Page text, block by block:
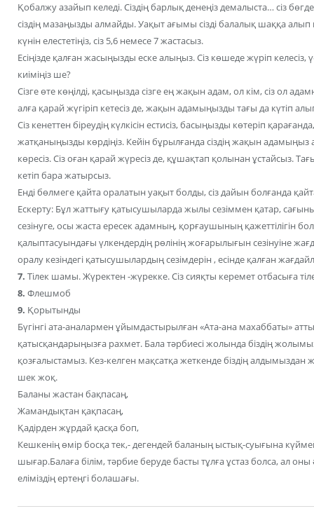
Қобалжу азайып келеді. Сіздің барлық денеңіз демалыста… сіз
сіздің мазаңызды алмайды. Уақыт ағымы сізді балалық шаққа алып
күнін елестетіңіз, сіз 5,6 немесе 7 жастасыз.
Есіңізде қалған жасыңызды еске алыңыз. Сіз көшеде жүріп келесіз,
киіміңіз ше?
Сізге өте көңілді, қасыңызда сізге ең жақын адам, ол кім, сіз ол
алға қарай жүгіріп кетесіз де, жақын адамыңызды тағы да күтіп
Сіз кенеттен біреудің күлкісін естисіз, басыңызды көтеріп
жатқаныңызды көрдіңіз. Кейін бұрылғанда сіздің жақын адамыңыз
көресіз. Сіз оған қарай жүресіз де, құшақтап қолынан ұстайсыз.
кетіп бара жатырсыз.
Енді бөлмеге қайта оралатын уақыт болды, сіз дайын болғанда
Ескерту: Бұл жаттығу қатысушыларда жылы сезіммен қатар,
сезінуге, осы жаста ересек адамның, қорғаушының қажеттілігін
қалыптасуындағы үлкендердің рөлінің жоғарылығын сезінуіне
оралу кезіндегі қатысушылардың сезімдерін , есінде қалған
7. Тілек шамы. Жүректен -жүрекке. Сіз сияқты керемет отбасыға
8. Флешмоб
9. Қорытынды
Бүгінгі ата-аналармен ұйымдастырылған «Ата-ана махаббаты»
қатысқандарыңызға рахмет. Бала тәрбиесі жолында біздің
қозғалыстамыз. Кез-келген мақсатқа жеткенде біздің
шек жоқ.
Баланы жастан бақпасаң,
Жамандықтан қақпасаң,
Қадірден жұрдай қасқа боп,
Кешкенің өмір босқа тек,- дегендей баланың ыстық-суығына
шығар.Балаға білім, тәрбие беруде басты тұлға ұстаз болса, ал
еліміздің ертеңгі болашағы.